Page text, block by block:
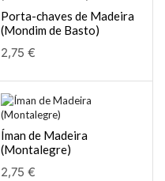
Porta-chaves de Madeira
(Mondim de Basto)
2,75 €
Íman de Madeira
(Montalegre)
2,75 €